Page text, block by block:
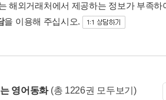
해외거래처에서 제공하는 정보가 부족
을 이용해 주십시오.
영어동화 (총 1226권 모두보기)